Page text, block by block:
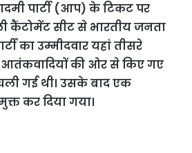
पार्टी (आप) के टिकट पर
कैंटोमेंट सीट से भारतीय जनता
का उम्मीदवार यहां तीसरे
आतंकवादियों की ओर से किए गए
गई थी। उसके बाद एक
कर दिया गया।